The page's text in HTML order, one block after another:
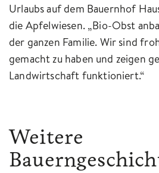
Urlaubs auf dem Bauernhof
die Apfelwiesen. „Bio-Obst
der ganzen Familie. Wir sind
gemacht zu haben und zeigen
Landwirtschaft funktioniert.“
Weitere